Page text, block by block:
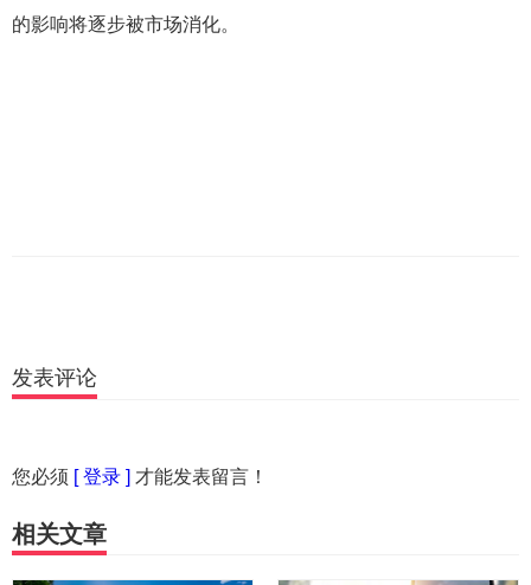
的影响将逐步被市场消化。
发表评论
您必须 [ 登录 ] 才能发表留言！
相关文章